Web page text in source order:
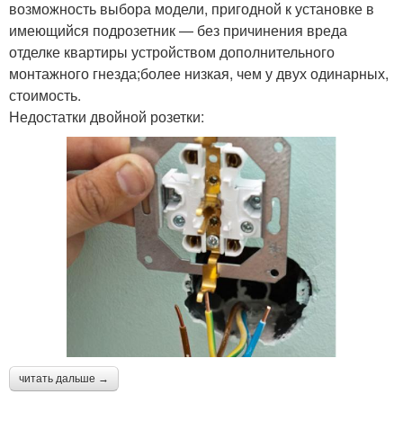
возможность выбора модели, пригодной к установке в
имеющийся подрозетник — без причинения вреда
отделке квартиры устройством дополнительного
монтажного гнезда;более низкая, чем у двух одинарных,
стоимость.
Недостатки двойной розетки:
читать дальше →